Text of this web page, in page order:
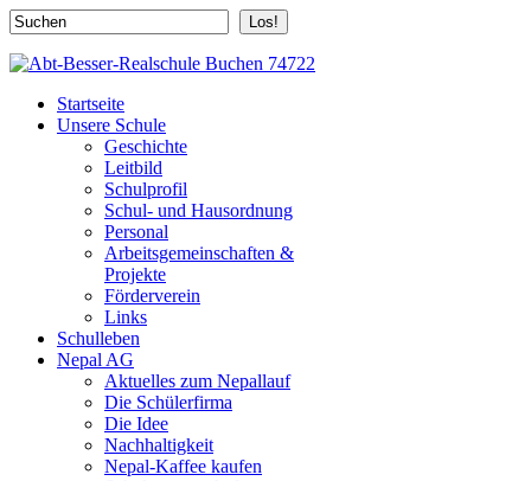
Los!
Startseite
Unsere Schule
Geschichte
Leitbild
Schulprofil
Schul- und Hausordnung
Personal
Arbeitsgemeinschaften &
Projekte
Förderverein
Links
Schulleben
Nepal AG
Aktuelles zum Nepallauf
Die Schülerfirma
Die Idee
Nachhaltigkeit
Nepal-Kaffee kaufen